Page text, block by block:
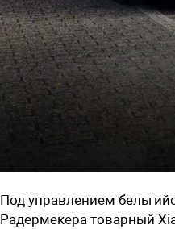
Под управлением
Радермекера товарный